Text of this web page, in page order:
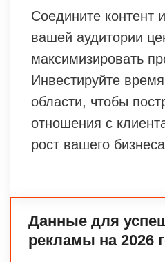
Соедините контент
вашей аудитории
максимизировать
Инвестируйте
области, чтобы
отношения с
рост вашего
Данные для
рекламы на 2026